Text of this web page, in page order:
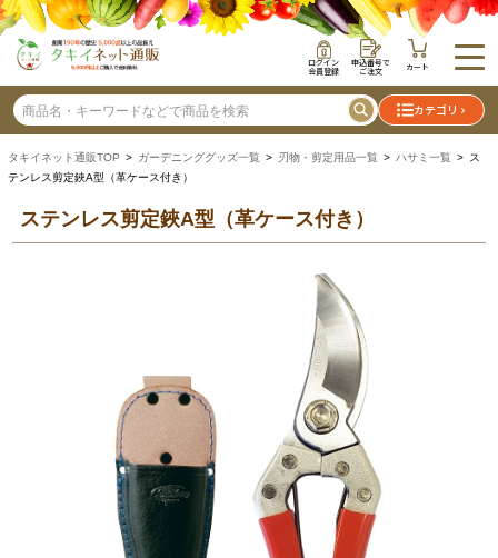
ログイン
会員登録
申込番号で
ご注文 カート
カテゴリ
タキイネット通販TOP > ガーデニンググッズ一覧 > 刃物・剪定用品一覧 > ハサミ一覧 > ス
テンレス剪定鋏A型（革ケース付き）
ステンレス剪定鋏A型（革ケース付き）